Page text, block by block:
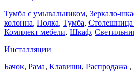
Тумба с умывальником, Зеркало-
колонна, Полка, Тумба,
Комплект мебели, Шкаф,
Инсталляции
Бачок, Рама, Клавиши, Распродажа ,